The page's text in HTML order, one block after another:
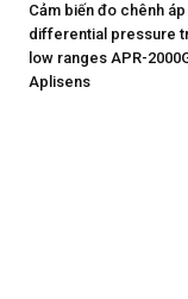
Cảm biến đo chênh
differential pressure
low ranges APR-
Aplisens